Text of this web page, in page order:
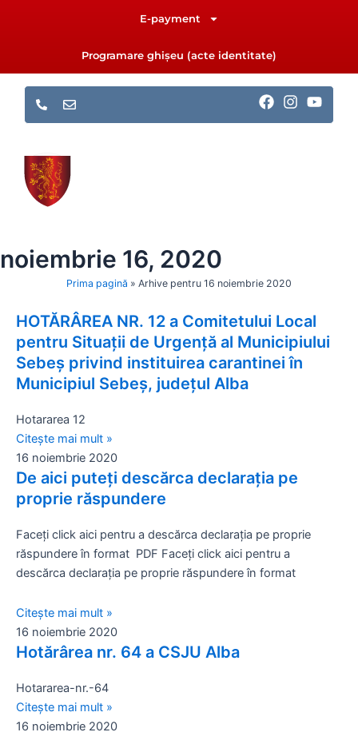
E-payment
Programare ghișeu (acte identitate)
F
I
Y
noiembrie 16, 2020
Prima pagină » Arhive pentru 16 noiembrie 2020
HOTĂRÂREA NR. 12 a Comitetului Local
pentru Situații de Urgență al Municipiului
Sebeș privind instituirea carantinei în
Municipiul Sebeş, judeţul Alba
Hotararea 12
Citește mai mult »
16 noiembrie 2020
De aici puteți descărca declarația pe
proprie răspundere
Faceți click aici pentru a descărca declarația pe proprie
răspundere în format PDF Faceți click aici pentru a
descărca declarația pe proprie răspundere în format
Citește mai mult »
16 noiembrie 2020
Hotărârea nr. 64 a CSJU Alba
Hotararea-nr.-64
Citește mai mult »
16 noiembrie 2020